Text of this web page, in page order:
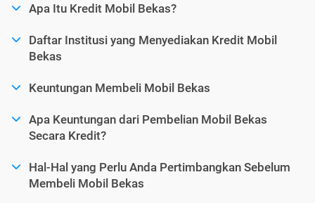
Apa Itu Kredit Mobil Bekas?
Daftar Institusi yang Menyediakan Kredit Mobil
Bekas
Keuntungan Membeli Mobil Bekas
Apa Keuntungan dari Pembelian Mobil Bekas
Secara Kredit?
Hal-Hal yang Perlu Anda Pertimbangkan Sebelum
Membeli Mobil Bekas